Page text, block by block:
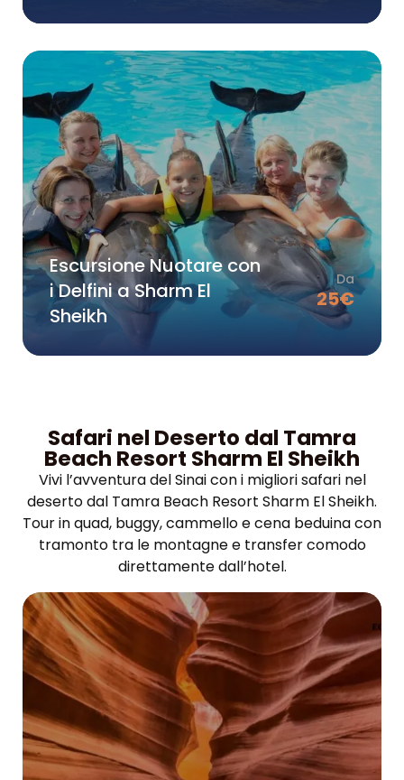
Escursione Nuotare con
i Delfini a Sharm El
Sheikh
Da
25€
Safari nel Deserto dal Tamra
Beach Resort Sharm El Sheikh
Vivi l’avventura del Sinai con i migliori safari nel
deserto dal Tamra Beach Resort Sharm El Sheikh.
Tour in quad, buggy, cammello e cena beduina con
tramonto tra le montagne e transfer comodo
direttamente dall’hotel.